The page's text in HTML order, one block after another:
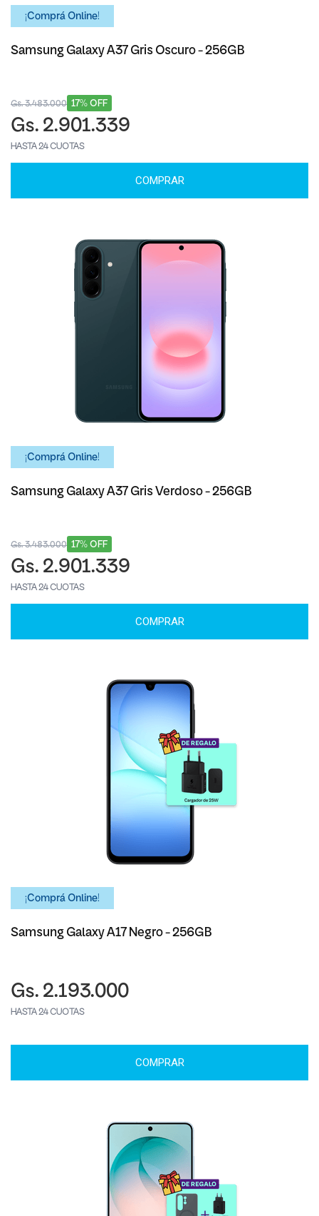
¡Comprá Online!
Samsung Galaxy A37 Gris Oscuro - 256GB
17% OFF
Gs. 3.483.000
Gs. 2.901.339
HASTA 24 CUOTAS
COMPRAR
¡Comprá Online!
Samsung Galaxy A37 Gris Verdoso - 256GB
17% OFF
Gs. 3.483.000
Gs. 2.901.339
HASTA 24 CUOTAS
COMPRAR
¡Comprá Online!
Samsung Galaxy A17 Negro - 256GB
Gs. 2.193.000
HASTA 24 CUOTAS
COMPRAR